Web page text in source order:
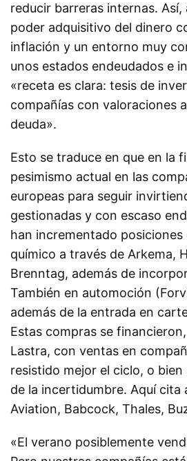
reducir barreras internas.
poder adquisitivo del dinero
inflación y un entorno muy
unos estados endeudados e
«receta es clara: tesis de
compañías con valoraciones
deuda».
Esto se traduce en que en la
pesimismo actual en las
europeas para seguir
gestionadas y con escaso
han incrementado posiciones
químico a través de Arkema,
Brenntag, además de
También en automoción
además de la entrada en
Estas compras se
Lastra, con ventas en
resistido mejor el ciclo, o
de la incertidumbre. Aquí cita
Aviation, Babcock, Thales,
«El verano posiblemente